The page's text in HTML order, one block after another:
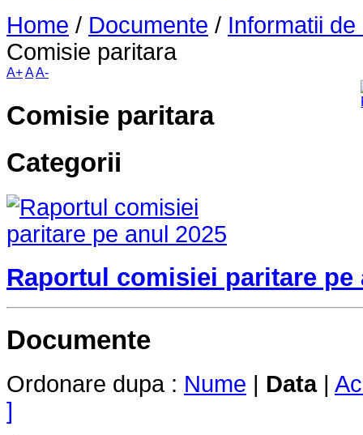
Home / Documente / Informatii
Comisie paritara
A+AA-
Comisie paritara
Categorii
Raportul comisiei paritare pe
Documente
Ordonare dupa : Nume Data
]